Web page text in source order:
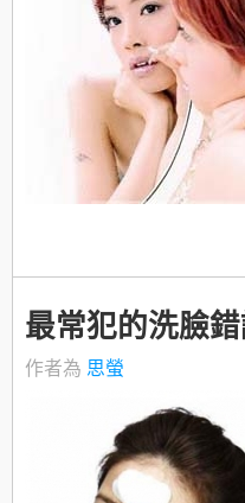
最常犯的洗臉
作者為 思螢